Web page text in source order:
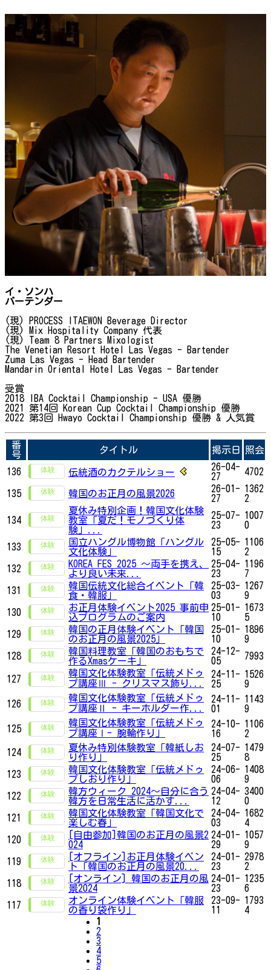
イ・ソンハ
バーテンダー
(現) PROCESS ITAEWON Beverage Director
(現) Mix Hospitality Company 代表
(現) Team 8 Partners Mixologist
The Venetian Resort Hotel Las Vegas - Bartender
Zuma Las Vegas - Head Bartender
Mandarin Oriental Hotel Las Vegas - Bartender
受賞
2018 IBA Cocktail Championship - USA 優勝
2021 第14回 Korean Cup Cocktail Championship 優勝
2022 第3回 Hwayo Cocktail Championship 優勝 & 人気賞
番
号
タイトル 掲示日 照会
136 伝統酒のカクテルショー
26-04-
27
4702
135 韓国のお正月の風景2026
26-01-
27
1362
2
134
夏休み特別企画！韓国文化体験
教室「夏だ！モノづくり体
験」...
25-07-
23
1007
0
133
国立ハングル博物館「ハングル
文化体験」
25-05-
15
1106
2
132
KOREA FES 2025 ～両手を携え、
より良い未来...
25-04-
23
1196
7
131
韓国伝統文化総合イベント「韓
食・韓服」
25-03-
03
1267
9
130
お正月体験イベント2025 事前申
込プログラムのご案内
25-01-
10
1673
5
129
韓国の正月体験イベント「韓国
のお正月の風景2025」
25-01-
10
1896
9
128
韓国料理教室「韓国のおもちで
作るXmasケーキ」
24-12-
05
7993
127
韓国文化体験教室「伝統メドゥ
プ講座Ⅲ - クリスマス飾り...
24-11-
25
1526
9
126
韓国文化体験教室「伝統メドゥ
プ講座Ⅱ - キーホルダー作...
24-11-
01
1143
9
125
韓国文化体験教室「伝統メドゥ
プ講座Ⅰ- 腕輪作り」
24-10-
16
1106
2
124
夏休み特別体験教室「韓紙しお
り作り」
24-07-
25
1479
8
123
韓国文化体験教室「伝統メドゥ
プしおり作り」
24-06-
06
1408
9
122
韓方ウィーク 2024～自分に合う
韓方を日常生活に活かす...
24-04-
12
3400
0
121
韓国文化体験教室「韓国文化で
楽しむ春」
24-04-
03
1682
4
120
[自由参加]韓国のお正月の風景2
024
24-01-
29
1057
9
119
[オフライン]お正月体験イベン
ト「韓国のお正月の風景20...
24-01-
23
2978
2
118
[オンライン] 韓国のお正月の風
景2024
24-01-
23
1235
6
117
オンライン体験イベント「韓服
の香り袋作り」
23-09-
11
1793
4
1
2
3
4
5